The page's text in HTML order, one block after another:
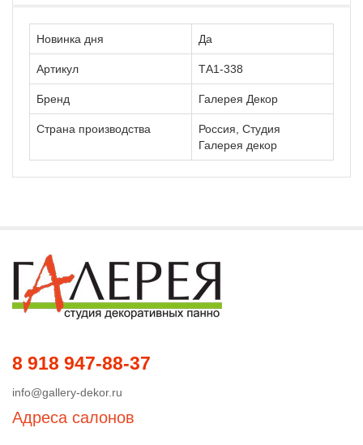
Новинка дня Да
Артикул ТА1-338
Бренд Галерея Декор
Страна производства
Россия, Студия
Галерея декор
8 918 947-88-37
info@gallery-dekor.ru
Адреса салонов